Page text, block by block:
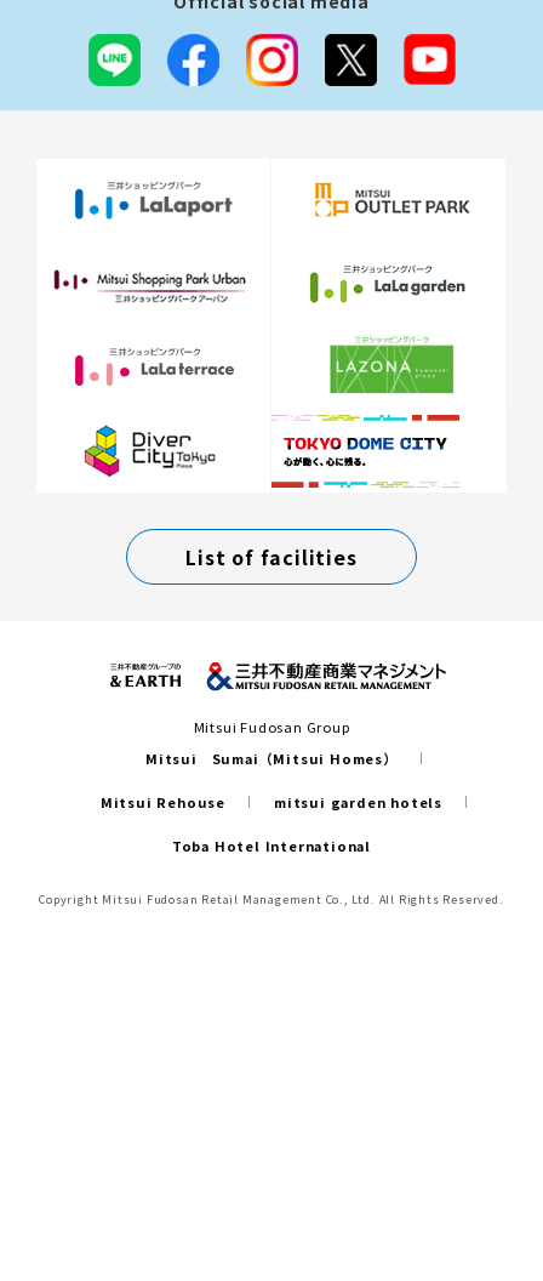
List of facilities
Mitsui Fudosan Group
Mitsui Sumai（Mitsui Homes）
Mitsui Rehouse mitsui garden hotels
Toba Hotel International
Copyright Mitsui Fudosan Retail Management Co., Ltd. All Rights Reserved.